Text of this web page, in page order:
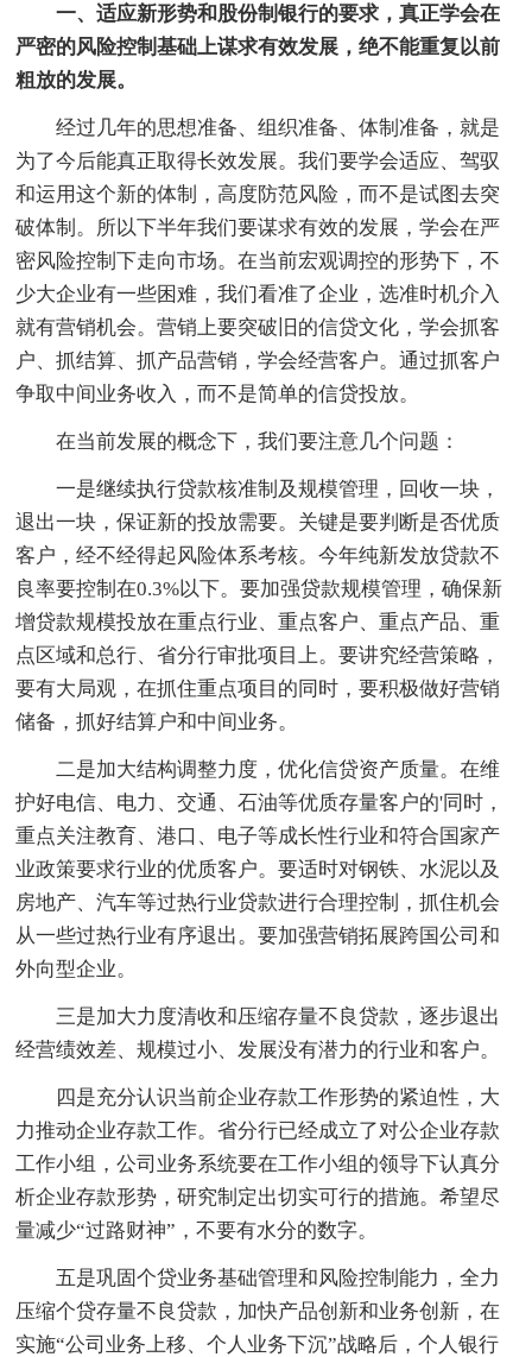
一、适应新形势和股份制银行的要求，真正学会在
严密的风险控制基础上谋求有效发展，绝不能重复以前
粗放的发展。
经过几年的思想准备、组织准备、体制准备，就是
为了今后能真正取得长效发展。我们要学会适应、驾驭
和运用这个新的体制，高度防范风险，而不是试图去突
破体制。所以下半年我们要谋求有效的发展，学会在严
密风险控制下走向市场。在当前宏观调控的形势下，不
少大企业有一些困难，我们看准了企业，选准时机介入
就有营销机会。营销上要突破旧的信贷文化，学会抓客
户、抓结算、抓产品营销，学会经营客户。通过抓客户
争取中间业务收入，而不是简单的信贷投放。
在当前发展的概念下，我们要注意几个问题：
一是继续执行贷款核准制及规模管理，回收一块，
退出一块，保证新的投放需要。关键是要判断是否优质
客户，经不经得起风险体系考核。今年纯新发放贷款不
良率要控制在0.3%以下。要加强贷款规模管理，确保新
增贷款规模投放在重点行业、重点客户、重点产品、重
点区域和总行、省分行审批项目上。要讲究经营策略，
要有大局观，在抓住重点项目的同时，要积极做好营销
储备，抓好结算户和中间业务。
二是加大结构调整力度，优化信贷资产质量。在维
护好电信、电力、交通、石油等优质存量客户的'同时，
重点关注教育、港口、电子等成长性行业和符合国家产
业政策要求行业的优质客户。要适时对钢铁、水泥以及
房地产、汽车等过热行业贷款进行合理控制，抓住机会
从一些过热行业有序退出。要加强营销拓展跨国公司和
外向型企业。
三是加大力度清收和压缩存量不良贷款，逐步退出
经营绩效差、规模过小、发展没有潜力的行业和客户。
四是充分认识当前企业存款工作形势的紧迫性，大
力推动企业存款工作。省分行已经成立了对公企业存款
工作小组，公司业务系统要在工作小组的领导下认真分
析企业存款形势，研究制定出切实可行的措施。希望尽
量减少“过路财神”，不要有水分的数字。
五是巩固个贷业务基础管理和风险控制能力，全力
压缩个贷存量不良贷款，加快产品创新和业务创新，在
实施“公司业务上移、个人业务下沉”战略后，个人银行